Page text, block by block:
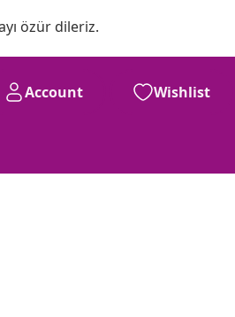
özür dileriz.
Account Wishlist